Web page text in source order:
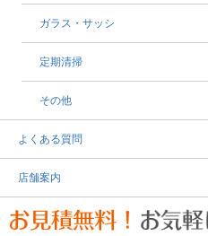
ガラス・サッシ
定期清掃
その他
よくある質問
店舗案内